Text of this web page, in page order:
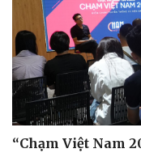
“Chạm Việt Nam